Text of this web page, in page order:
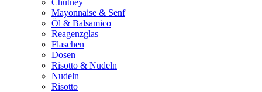
Mayonnaise & Senf
Öl & Balsamico
Reagenzglas
Flaschen
Dosen
Risotto & Nudeln
Nudeln
Risotto